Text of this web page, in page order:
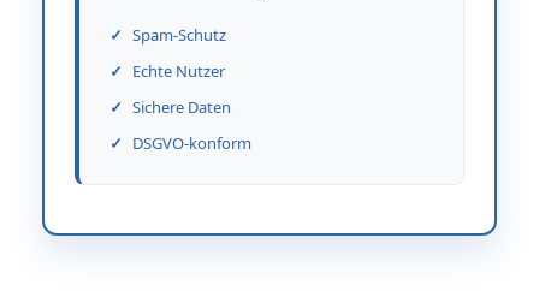
Spam-Schutz
Echte Nutzer
Sichere Daten
DSGVO-konform